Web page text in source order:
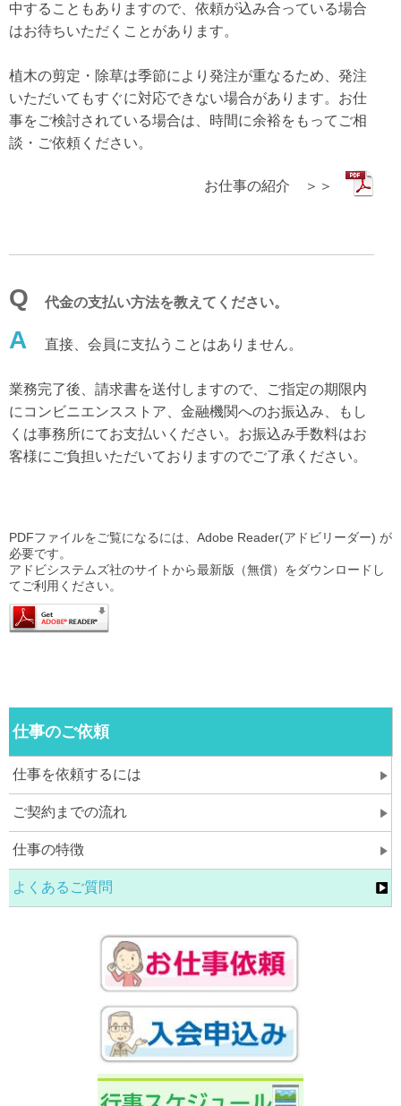
中することもありますので、依頼が込み合っている場合
はお待ちいただくことがあります。
植木の剪定・除草は季節により発注が重なるため、発注
いただいてもすぐに対応できない場合があります。お仕
事をご検討されている場合は、時間に余裕をもってご相
談・ご依頼ください。
お仕事の紹介 ＞＞
Q 代金の支払い方法を教えてください。
A 直接、会員に支払うことはありません。
業務完了後、請求書を送付しますので、ご指定の期限内
にコンビニエンスストア、金融機関へのお振込み、もし
くは事務所にてお支払いください。お振込み手数料はお
客様にご負担いただいておりますのでご了承ください。
PDFファイルをご覧になるには、Adobe Reader(アドビリーダー) が
必要です。
アドビシステムズ社のサイトから最新版（無償）をダウンロードし
てご利用ください。
仕事のご依頼
仕事を依頼するには
ご契約までの流れ
仕事の特徴
よくあるご質問